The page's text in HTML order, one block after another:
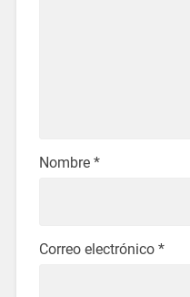
Nombre *
Correo electrónico *